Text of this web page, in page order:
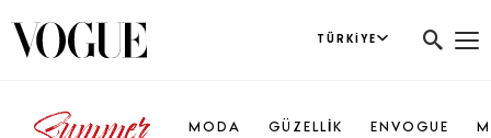
TÜRKIYE
MODA GÜZELLİK ENVOGUE